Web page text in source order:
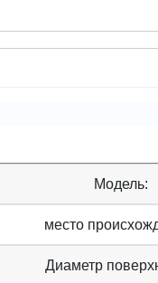
Модель:
место
Диаметр